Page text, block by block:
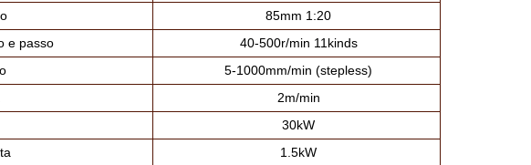
85mm 1:20
e passo
40-500r/min 11kinds
5-1000mm/min (stepless)
2m/min
30kW
1.5kW